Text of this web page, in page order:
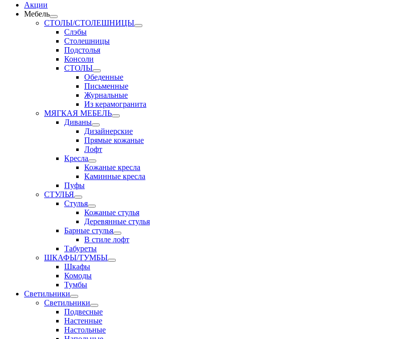
Акции
Мебель
СТОЛЫ/СТОЛЕШНИЦЫ
Слэбы
Столешницы
Подстолья
Консоли
СТОЛЫ
Обеденные
Письменные
Журнальные
Из керамогранита
МЯГКАЯ МЕБЕЛЬ
Диваны
Дизайнерские
Прямые кожаные
Лофт
Кресла
Кожаные кресла
Каминные кресла
Пуфы
СТУЛЬЯ
Стулья
Кожаные стулья
Деревянные стулья
Барные стулья
В стиле лофт
Табуреты
ШКАФЫ/ТУМБЫ
Шкафы
Комоды
Тумбы
Светильники
Светильники
Подвесные
Настенные
Настольные